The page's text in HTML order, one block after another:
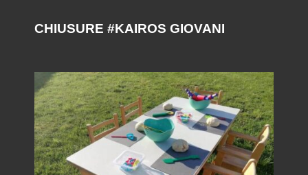
CHIUSURE #KAIROS GIOVANI